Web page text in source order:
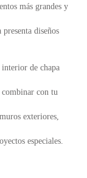
más grandes y
diseños
de chapa
combinar con tu
exteriores,
especiales.